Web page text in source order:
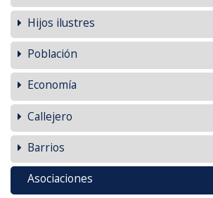
Hijos ilustres
Población
Economía
Callejero
Barrios
Asociaciones